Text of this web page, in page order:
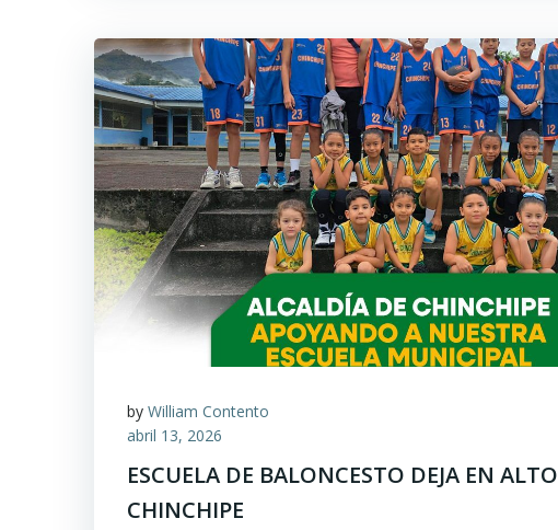
by William Contento
abril 13, 2026
ESCUELA DE BALONCESTO DEJA EN ALTO
CHINCHIPE